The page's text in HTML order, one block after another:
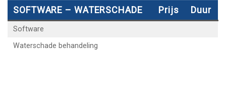
SOFTWARE – WATERSCHADE Prijs Duur
Software
Waterschade behandeling